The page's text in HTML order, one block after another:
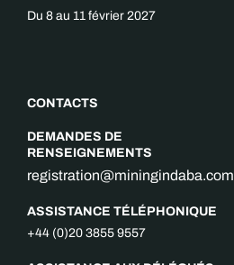
Du 8 au 11 février 2027
CONTACTS
DEMANDES DE
RENSEIGNEMENTS
registration@miningindaba.com
ASSISTANCE TÉLÉPHONIQUE
+44 (0)20 3855 9557